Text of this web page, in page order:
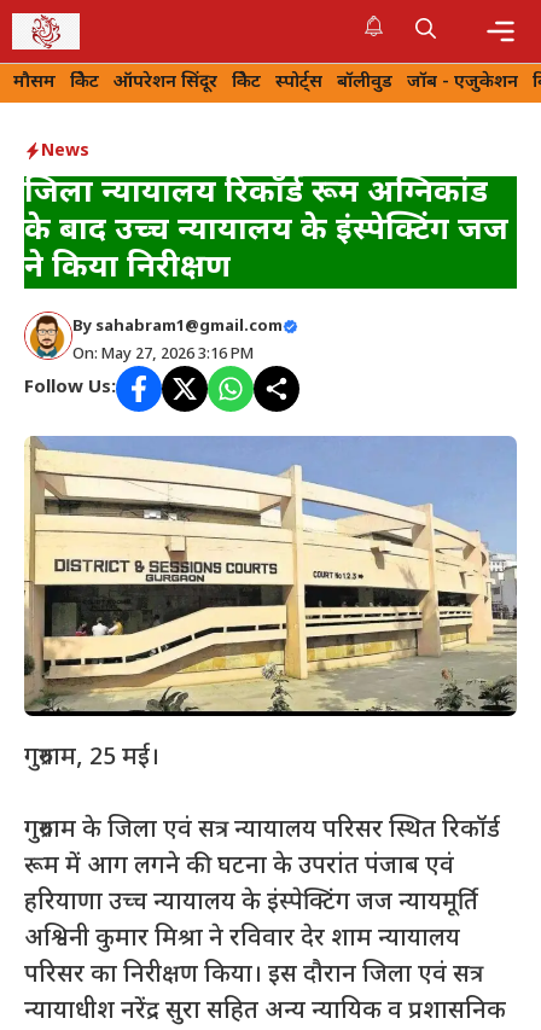
Skip
to
content
मौसम क्रिकेट ऑपरेशन सिंदूर क्रिकेट स्पोर्ट्स बॉलीवुड जॉब - एजुकेशन
News
जिला न्यायालय रिकॉर्ड रूम अग्निकांड
के बाद उच्च न्यायालय के इंस्पेक्टिंग जज
ने किया निरीक्षण
By sahabram1@gmail.com
On: May 27, 2026 3:16 PM
Follow Us:
गुरुग्राम, 25 मई।
गुरुग्राम के जिला एवं सत्र न्यायालय परिसर स्थित रिकॉर्ड
रूम में आग लगने की घटना के उपरांत पंजाब एवं
हरियाणा उच्च न्यायालय के इंस्पेक्टिंग जज न्यायमूर्ति
अश्विनी कुमार मिश्रा ने रविवार देर शाम न्यायालय
परिसर का निरीक्षण किया। इस दौरान जिला एवं सत्र
न्यायाधीश नरेंद्र सुरा सहित अन्य न्यायिक व प्रशासनिक